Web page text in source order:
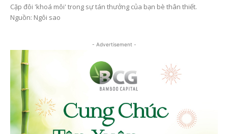
Cặp đôi 'khoá môi' trong sự tán thưởng của bạn bè thân thiết.
Nguồn: Ngôi sao
- Advertisement -